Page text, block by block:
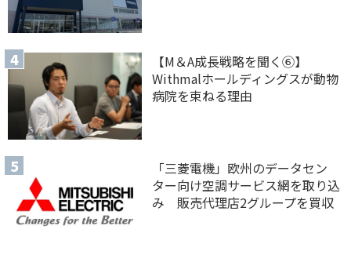
【M＆A 成長戦略を聞く⑥】
Withmalホールディングスが動物
病院を束ねる理由
「三菱電機」欧州のデータセン
ター向け空調サービス網を取り込
み 販売代理店2グループを買収